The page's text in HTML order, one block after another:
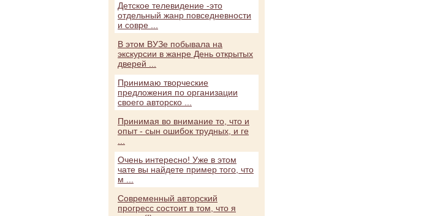
Детское телевидение -это
отдельный жанр повседневности
и совре ...
В этом ВУЗе побывала на
экскурсии в жанре День открытых
дверей ...
Принимаю творческие
предложения по организации
своего авторско ...
Принимая во внимание то, что и
опыт - сын ошибок трудных, и ге
Очень интересно! Уже в этом
чате вы найдете пример того, что
м ...
Современный авторский
прогресс состоит в том, что я